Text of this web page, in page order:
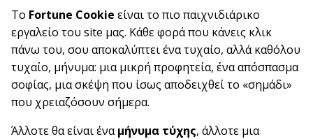
Το Fortune Cookie είναι το πιο παιχνιδιάρικο
εργαλείο του site μας. Κάθε φορά που κάνεις κλικ
πάνω του, σου αποκαλύπτει ένα τυχαίο, αλλά καθόλου
τυχαίο, μήνυμα: μια μικρή προφητεία, ένα απόσπασμα
σοφίας, μια σκέψη που ίσως αποδειχθεί το «σημάδι»
που χρειαζόσουν σήμερα.
Άλλοτε θα είναι έναμήνυμα τύχης, άλλοτε μια